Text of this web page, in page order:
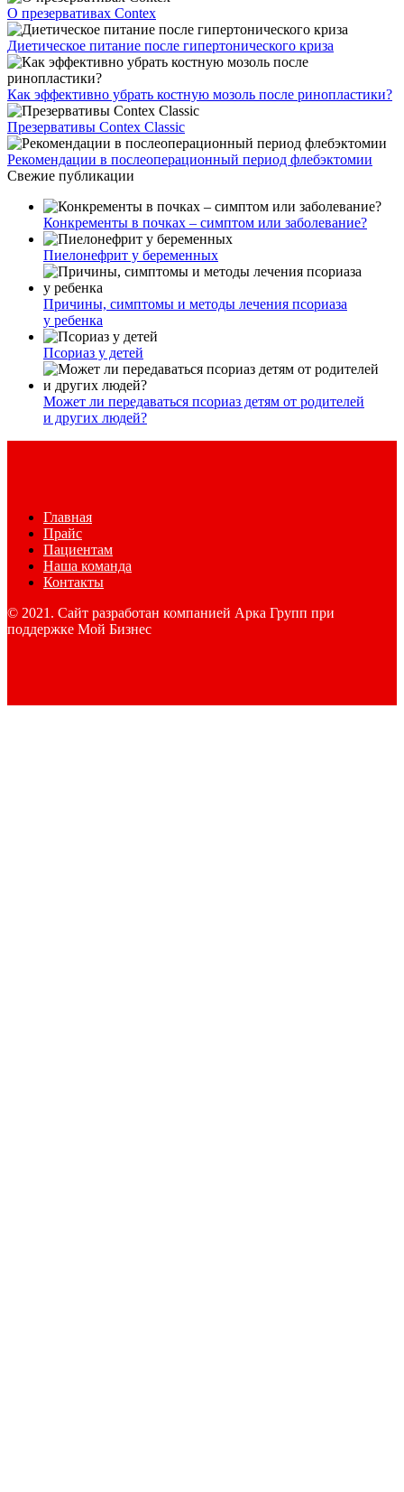
О презервативах Contex
Диетическое питание после гипертонического криза
Как эффективно убрать костную мозоль после ринопластики?
Презервативы Contex Classic
Рекомендации в послеоперационный период флебэктомии
Свежие публикации
Конкременты в почках – симптом или заболевание?
Пиелонефрит у беременных
Причины, симптомы и методы лечения псориаза
у ребенка
Псориаз у детей
Может ли передаваться псориаз детям от родителей
и других людей?
Главная
Прайс
Пациентам
Наша команда
Контакты
© 2021. Сайт разработан компанией Арка Групп при
поддержке Мой Бизнес